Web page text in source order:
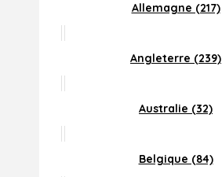
Allemagne (217)
Angleterre (239)
Australie (32)
Belgique (84)